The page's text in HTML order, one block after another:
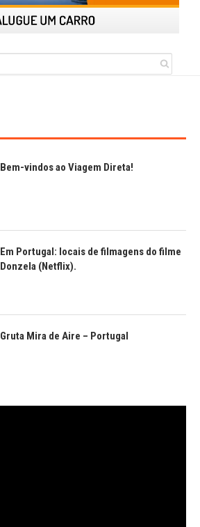
Bem-vindos ao Viagem Direta!
Em Portugal: locais de filmagens do filme
Donzela (Netflix).
Gruta Mira de Aire – Portugal